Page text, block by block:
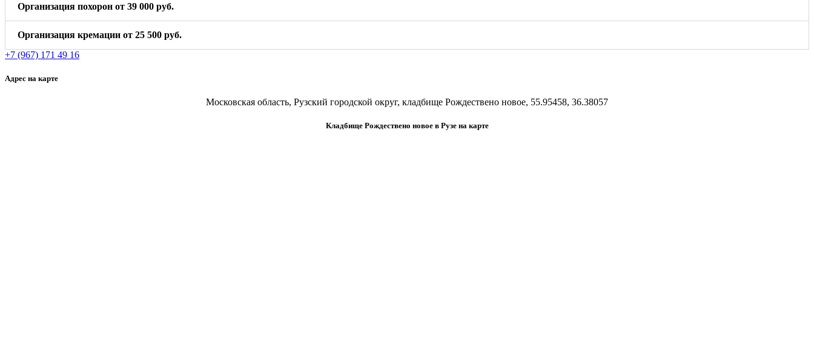
Организация похорон от 39 000 руб.
Организация кремации от 25 500 руб.
+7 (967) 171 49 16
Адрес на карте
Московская область, Рузский городской округ, кладбище Рождествено новое, 55.95458, 36.38057
Кладбище Рождествено новое в Рузе на карте